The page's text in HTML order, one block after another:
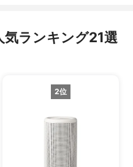
気ランキング21選
2位